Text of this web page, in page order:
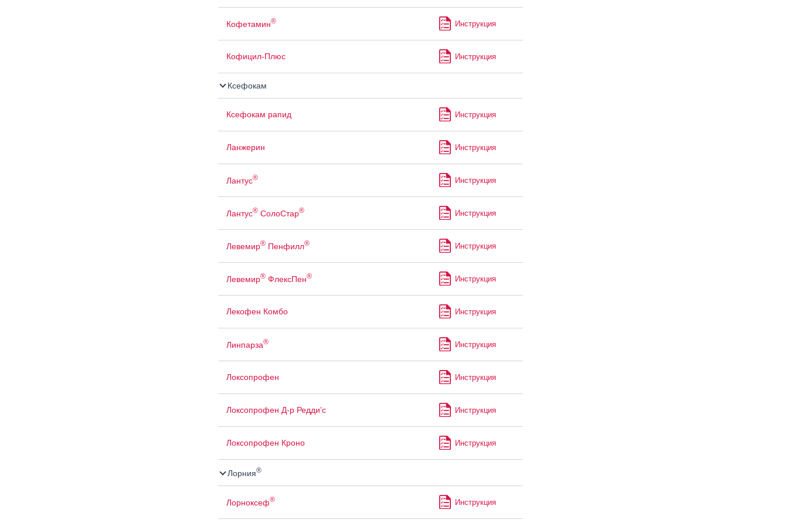
Кофетамин® Инструкция
Кофицил-Плюс Инструкция
Ксефокам
Ксефокам рапид Инструкция
Ланжерин Инструкция
Лантус® Инструкция
Лантус®СолоСтар® Инструкция
Левемир®Пенфилл® Инструкция
Левемир®ФлексПен® Инструкция
Лекофен Комбо Инструкция
Линпарза® Инструкция
Локсопрофен Инструкция
Локсопрофен Д-р Редди’с Инструкция
Локсопрофен Кроно Инструкция
Лорния®
Лорноксеф® Инструкция